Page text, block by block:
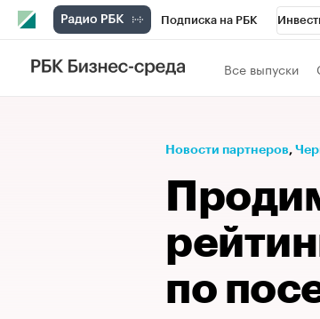
Подписка на РБК
РБК Вино
Проверка контрагентов
Все выпуски
Новости партнеров⁠,
по